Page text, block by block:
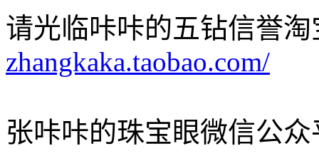
请光临咔咔的五钻信誉淘
zhangkaka.taobao.com/
张咔咔的珠宝眼微信公